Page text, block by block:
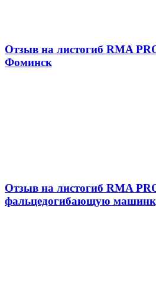
Отзыв на листогиб RMA
Фоминск
Отзыв на листогиб RMA
фальцедогибающую